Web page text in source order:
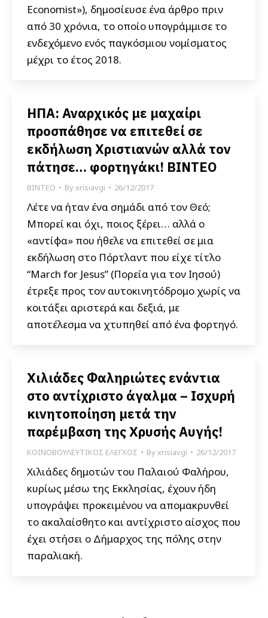
Economist»), δημοσίευσε ένα άρθρο πριν
από 30 χρόνια, το οποίο υπογράμμισε το
ενδεχόμενο ενός παγκόσμιου νομίσματος
μέχρι το έτος 2018.
ΗΠΑ: Αναρχικός με μαχαίρι
προσπάθησε να επιτεθεί σε
εκδήλωση Χριστιανών αλλά τον
πάτησε… φορτηγάκι! ΒΙΝΤΕΟ
ΒΙΝΤΕΟ Byxrisiavgi 26/12/2017
Λέτε να ήταν ένα σημάδι από τον Θεό;
Μπορεί και όχι, ποιος ξέρει… αλλά ο
«αντίφα» που ήθελε να επιτεθεί σε μια
εκδήλωση στο Πόρτλαντ που είχε τίτλο
“March for Jesus” (Πορεία για τον Ιησού)
έτρεξε προς τον αυτοκινητόδρομο χωρίς να
κοιτάξει αριστερά και δεξιά, με
αποτέλεσμα να χτυπηθεί από ένα φορτηγό.
Χιλιάδες Φαληριώτες ενάντια
στο αντίχριστο άγαλμα – Ισχυρή
κινητοποίηση μετά την
παρέμβαση της Χρυσής Αυγής!
ΚΟΙΝΟΒΟΥΛΕΥΤΙΚΟΣ ΕΛΕΓΧΟΣ Byxrisiavgi 26/12/2017
Χιλιάδες δημοτών του Παλαιού Φαλήρου,
κυρίως μέσω της Εκκλησίας, έχουν ήδη
υπογράψει προκειμένου να απομακρυνθεί
το ακαλαίσθητο και αντίχριστο αίσχος που
έχει στήσει ο Δήμαρχος της πόλης στην
παραλιακή.